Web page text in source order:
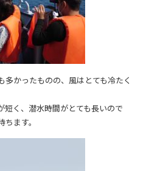
かったものの、風はとても冷たく
短く、潜水時間がとても長いので
ます。